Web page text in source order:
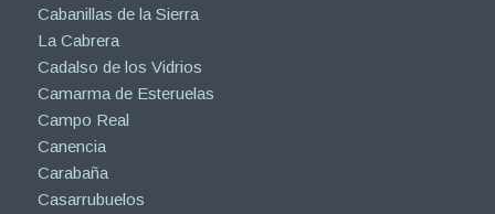
Cabanillas de la Sierra
La Cabrera
Cadalso de los Vidrios
Camarma de Esteruelas
Campo Real
Canencia
Carabaña
Casarrubuelos